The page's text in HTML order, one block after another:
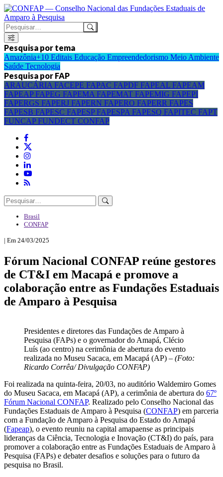
Pesquisa por tema
Amazônia+10 Editais Educação Empreendedorismo Meio Ambiente
Saúde Tecnologia
Pesquisa por FAP
ARAUCÁRIA FACEPE FAPAC FAPDF FAPEAL FAPEAM
FAPEAPFAPEG FAPEMA FAPEMAT FAPEMIG FAPEPI
FAPERGS FAPERJ FAPERN FAPERO FAPERR FAPES
FAPESB FAPESC FAPESPFAPESPA FAPESQ FAPITEC FAPT
FUNCAPFUNDECT CONFAP
Brasil
CONFAP
| Em 24/03/2025
Fórum Nacional CONFAP reúne gestores
de CT&I em Macapá e promove a
colaboração entre as Fundações Estaduais
de Amparo à Pesquisa
Presidentes e diretores das Fundações de Amparo à
Pesquisa (FAPs) e o governador do Amapá, Clécio
Luís (ao centro) na cerimônia de abertura do evento
realizada no Museu Sacaca, em Macapá (AP) – (Foto:
Ricardo Corrêa/ Divulgação CONFAP)
Foi realizada na quinta-feira, 20/03, no auditório Waldemiro Gomes
do Museu Sacaca, em Macapá (AP), a cerimônia de abertura do 67º
Fórum Nacional CONFAP. Realizado pelo Conselho Nacional das
Fundações Estaduais de Amparo à Pesquisa (CONFAP) em parceria
com a Fundação de Amparo à Pesquisa do Estado do Amapá
(Fapeap), o evento reuniu na capital amapaense as principais
lideranças da Ciência, Tecnologia e Inovação (CT&I) do país, para
promover a colaboração entre as Fundações Estaduais de Amparo à
Pesquisa (FAPs) e debater desafios e soluções para o futuro da
pesquisa no Brasil.